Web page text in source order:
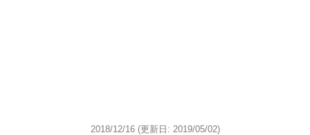
2018/12/16 (更新日: 2019/05/02)